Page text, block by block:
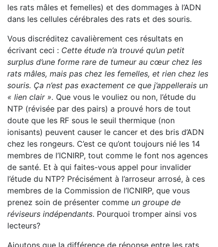
les rats mâles et femelles) et des dommages à l’ADN
dans les cellules cérébrales des rats et des souris.
Vous discréditez cavalièrement ces résultats en
écrivant ceci : Cette étude n’a trouvé qu’un petit
surplus d’une forme rare de tumeur au cœur chez les
rats mâles, mais pas chez les femelles, et rien chez les
souris. Ça n’est pas exactement ce que j’appellerais un
« lien clair ». Que vous le vouliez ou non, l’étude du
NTP (révisée par des pairs) a prouvé hors de tout
doute que les RF sous le seuil thermique (non
ionisants) peuvent causer le cancer et des bris d’ADN
chez les rongeurs. C’est ce qu’ont toujours nié les 14
membres de l’ICNIRP, tout comme le font nos agences
de santé. Et à qui faites-vous appel pour invalider
l’étude du NTP? Précisément à l’arroseur arrosé, à ces
membres de la Commission de l’ICNIRP, que vous
prenez soin de présenter comme un groupe de
réviseurs indépendants. Pourquoi tromper ainsi vos
lecteurs?
Ajoutons que la différence de réponse entre les rats